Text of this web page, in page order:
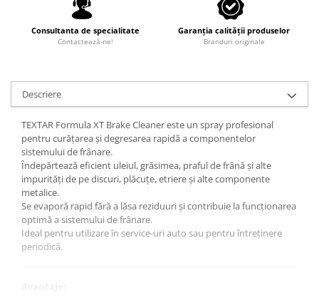
0W12
0W40
10W40
5W20
5W30
5W40
Ulei Transmisie
Consultanta de specialitate
Contactează-ne!
Garanția calității produselor
Branduri originale
Descriere
TEXTAR Formula XT Brake Cleaner este un spray profesional
pentru curățarea și degresarea rapidă a componentelor
sistemului de frânare.
Îndepărtează eficient uleiul, grăsimea, praful de frână și alte
impurități de pe discuri, plăcuțe, etriere și alte componente
metalice.
Se evaporă rapid fără a lăsa reziduuri și contribuie la funcționarea
optimă a sistemului de frânare.
Ideal pentru utilizare în service-uri auto sau pentru întreținere
periodică.